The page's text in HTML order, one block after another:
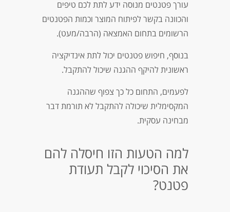
עורך פטנטים מנוסה ידע לתת לכם טיפים
והכוונה בקשר לפיתוח המוצר וכמות הפטנטים
הרשומים בתחום האמצאה (הרבה/מעט).
בנוסף, חיפוש פטנטים יכול לתת אינדיקציה
ראשונית להיקף ההגנה שיכול להתקבל.
לפעמים, התחום כל כך צפוף שההגנה
המקסימלית שיכולה להתקבל לא תורמת דבר
מבחינה עסקית.
למה הטעות הזו חיסלה להם
את הסיכוי לקבל תעודת
פטנט?